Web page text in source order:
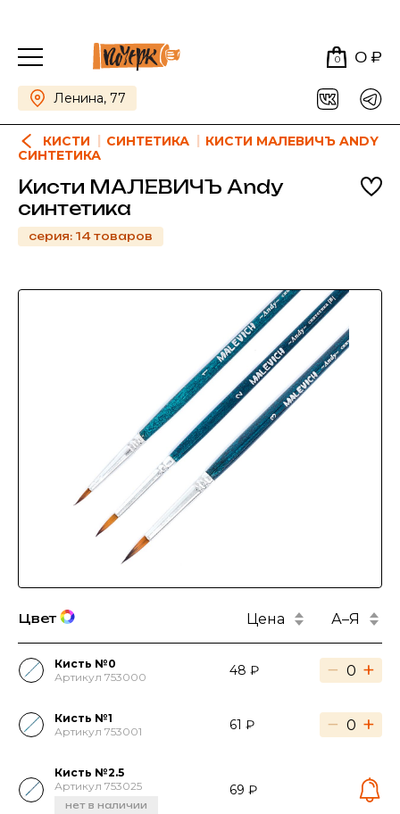
0 0 ₽
Ленина, 77
КИСТИ СИНТЕТИКА
КИСТИ МАЛЕВИЧЪ ANDY
СИНТЕТИКА
Кисти МАЛЕВИЧЪ Andy
синтетика
серия: 14 товаров
Цвет Цена А–Я
Кисть №0
Артикул 753000
48 ₽ − +
Кисть №1
Артикул 753001
61 ₽ − +
Кисть №2.5
Артикул 753025
нет в наличии
69 ₽